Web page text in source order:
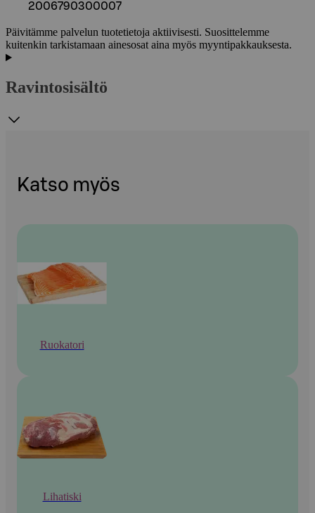
2006790300007
Päivitämme palvelun tuotetietoja aktiivisesti. Suosittelemme
kuitenkin tarkistamaan ainesosat aina myös myyntipakkauksesta.
Ravintosisältö
Katso myös
Ruokatori
Lihatiski